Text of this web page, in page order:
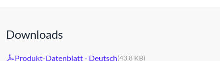
Downloads
Produkt-Datenblatt - Deutsch(43,8 KB)